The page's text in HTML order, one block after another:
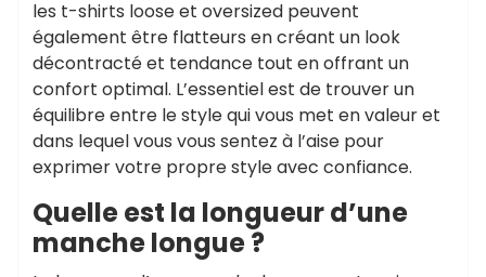
les t-shirts loose et oversized peuvent
également être flatteurs en créant un look
décontracté et tendance tout en offrant un
confort optimal. L’essentiel est de trouver un
équilibre entre le style qui vous met en valeur et
dans lequel vous vous sentez à l’aise pour
exprimer votre propre style avec confiance.
Quelle est la longueur d’une
manche longue ?